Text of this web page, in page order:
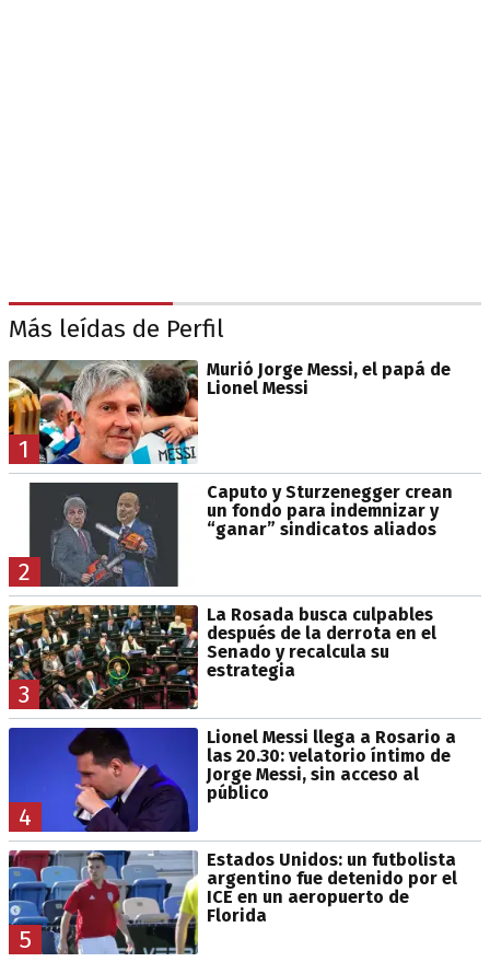
Más leídas de Perfil
1
Murió Jorge Messi, el papá de
Lionel Messi
2
Caputo y Sturzenegger crean
un fondo para indemnizar y
“ganar” sindicatos aliados
3
La Rosada busca culpables
después de la derrota en el
Senado y recalcula su
estrategia
4
Lionel Messi llega a Rosario a
las 20.30: velatorio íntimo de
Jorge Messi, sin acceso al
público
5
Estados Unidos: un futbolista
argentino fue detenido por el
ICE en un aeropuerto de
Florida